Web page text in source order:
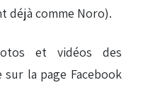
déjà comme Noro).
et vidéos des
la page Facebook